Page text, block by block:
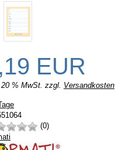
EUR
% MwSt. zzgl. Versandkosten
(0)